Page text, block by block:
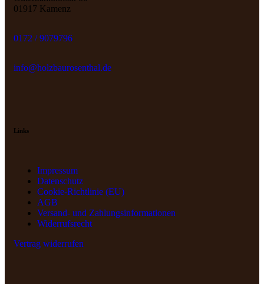
01917 Kamenz
0172 / 9079796
info@holzbaurosenthal.de
Links
Impressum
Datenschutz
Cookie-Richtlinie (EU)
AGB
Versand- und Zahlungs­informationen
Widerrufsrecht
Vertrag widerrufen